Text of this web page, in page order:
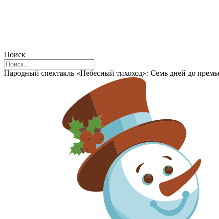
Поиск
Народный спектакль «Небесный тихоход»: Семь дней до